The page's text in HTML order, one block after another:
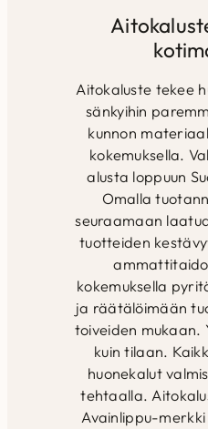
Aitokaluste tekee
sänkyihin
kunnon
kokemuksella.
alusta loppuun
Omalla
seuraamaan
tuotteiden
kokemuksella
ja räätälöimään
toiveiden mukaan.
kuin tilaan.
huonekalut
tehtaalla.
Avainlippu-